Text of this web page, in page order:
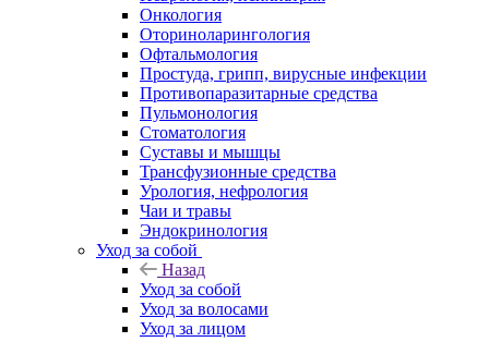
Онкология
Оториноларингология
Офтальмология
Простуда, грипп, вирусные инфекции
Противопаразитарные средства
Пульмонология
Стоматология
Суставы и мышцы
Трансфузионные средства
Урология, нефрология
Чаи и травы
Эндокринология
Уход за собой
Назад
Уход за собой
Уход за волосами
Уход за лицом